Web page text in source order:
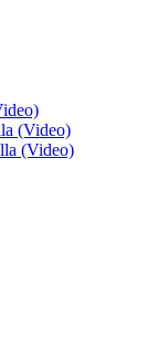
(Video)
(Video)